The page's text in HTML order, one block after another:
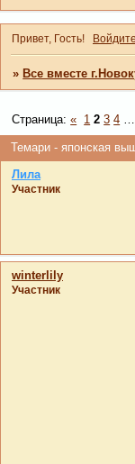
Привет, Гость! Войдите
»Все вместе
Темари - японская
Страница:« 1 2 3 4 …
Лила
Участник
winterlily
Участник